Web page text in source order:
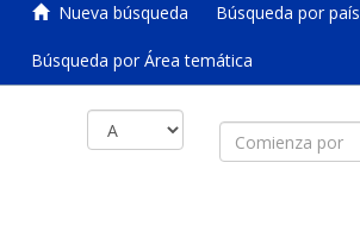
Nueva búsqueda Búsqueda por país
Búsqueda por Área temática